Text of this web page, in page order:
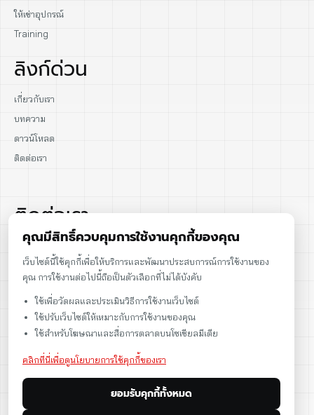
ให้เช่าอุปกรณ์
Training
ลิงก์ด่วน
เกี่ยวกับเรา
บทความ
ดาวน์โหลด
ติดต่อเรา
ติดต่อเรา
086-086-2000
sales@cst.co.th
คุณมีสิทธิ์ควบคุมการใช้งานคุกกี้ของคุณ
เว็บไซต์นี้ใช้คุกกี้เพื่อให้บริการและพัฒนาประสบการณ์การใช้งานของ
คุณ การใช้งานต่อไปนี้ถือเป็นตัวเลือกที่ไม่ได้บังคับ
ใช้เพื่อวัดผลและประเมินวิธีการใช้งานเว็บไซต์
ใช้ปรับเว็บไซต์ให้เหมาะกับการใช้งานของคุณ
ใช้สำหรับโฆษณาและสื่อการตลาดบนโซเชียลมีเดีย
คลิกที่นี่เพื่อดูนโยบายการใช้คุกกี้ของเรา
ยอมรับคุกกี้ทั้งหมด